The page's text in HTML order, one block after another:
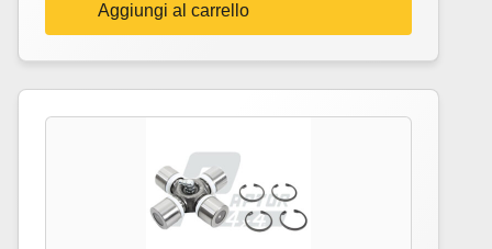
Aggiungi al carrello